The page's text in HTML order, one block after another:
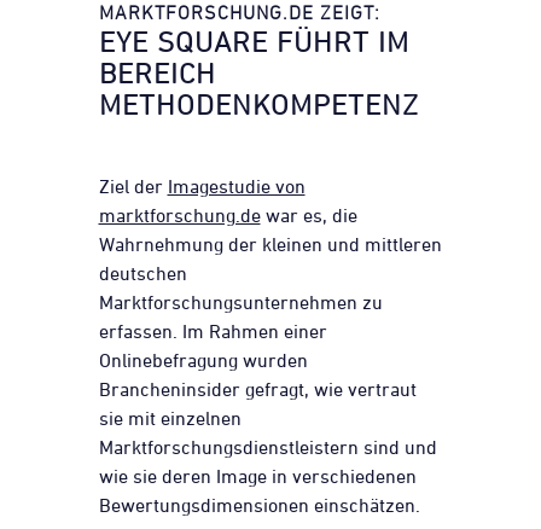
MARKTFORSCHUNG.DE ZEIGT:
EYE SQUARE FÜHRT IM
BEREICH
METHODENKOMPETENZ
Ziel der Imagestudie von
marktforschung.dewar es, die
Wahrnehmung der kleinen und mittleren
deutschen
Marktforschungsunternehmen zu
erfassen. Im Rahmen einer
Onlinebefragung wurden
Brancheninsider gefragt, wie vertraut
sie mit einzelnen
Marktforschungsdienstleistern sind und
wie sie deren Image in verschiedenen
Bewertungsdimensionen einschätzen.